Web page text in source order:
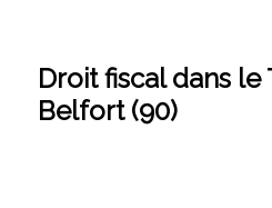
Droit fiscal dans
Belfort (90)